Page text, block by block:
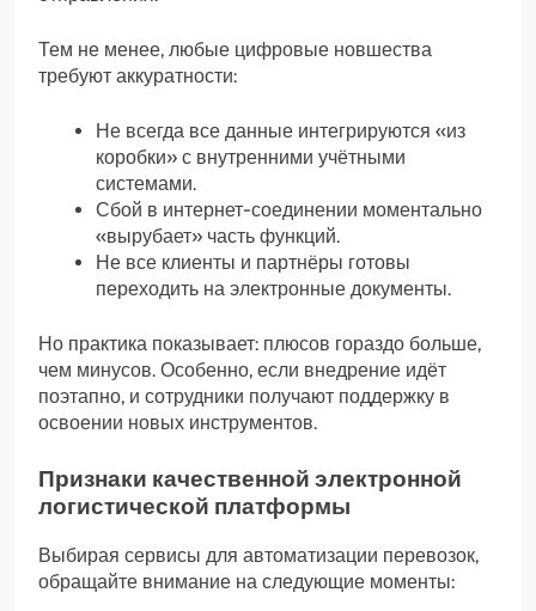
Тем не менее, любые цифровые новшества
требуют аккуратности:
Не всегда все данные интегрируются «из
коробки» с внутренними учётными
системами.
Сбой в интернет-соединении моментально
«вырубает» часть функций.
Не все клиенты и партнёры готовы
переходить на электронные документы.
Но практика показывает: плюсов гораздо больше,
чем минусов. Особенно, если внедрение идёт
поэтапно, и сотрудники получают поддержку в
освоении новых инструментов.
Признаки качественной электронной
логистической платформы
Выбирая сервисы для автоматизации перевозок,
обращайте внимание на следующие моменты: